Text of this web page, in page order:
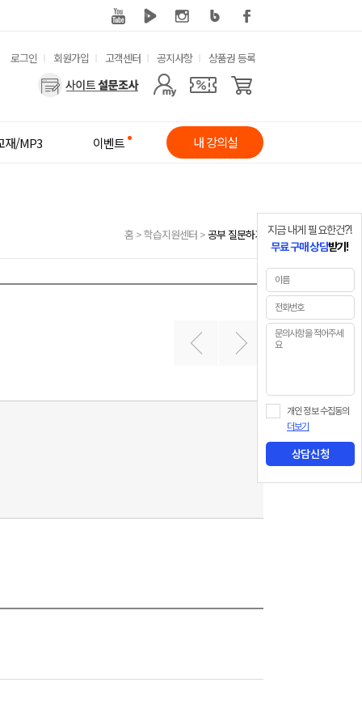
유
메
뉴
로그인 회원가입 고객센터 공지사항 상품권 등록
사
메
재/MP3 이벤트 내 강의실
홈 >학습지원센터 >공부 질문하기
지금 내게 필요한건?!
무료 구매 상담받기!
개인 정보 수집동의
더보기
상담신청